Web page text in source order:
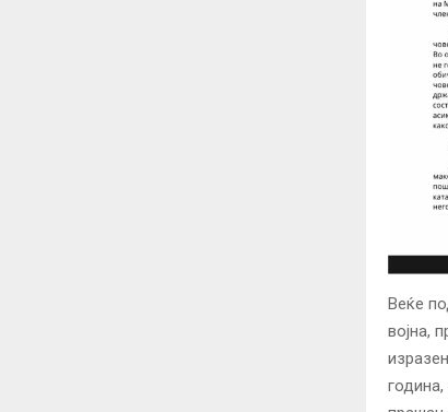
Веќе
војна,